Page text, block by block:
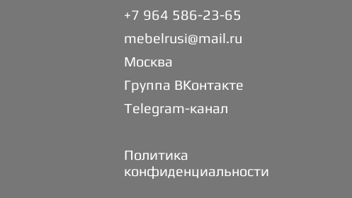
+7 964 586-23-65
mebelrusi@mail.ru
Москва
Группа ВКонтакте
Telegram-канал
Политика
конфиденциальности